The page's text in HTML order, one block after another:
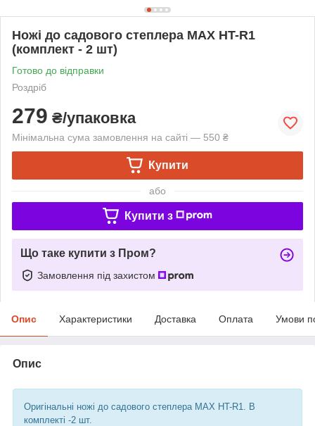
Ножі до садового степлера MAX HT-R1
(комплект - 2 шт)
Готово до відправки
Роздріб
279 ₴/упаковка
Мінімальна сума замовлення на сайті — 550 ₴
Купити
або
Купити з
Що таке купити з Пром?
Замовлення під захистом
Опис Характеристики Доставка Оплата Умови
Опис
Оригінальні ножі до садового степлера MAX HT-R1. В
комплекті -2 шт.